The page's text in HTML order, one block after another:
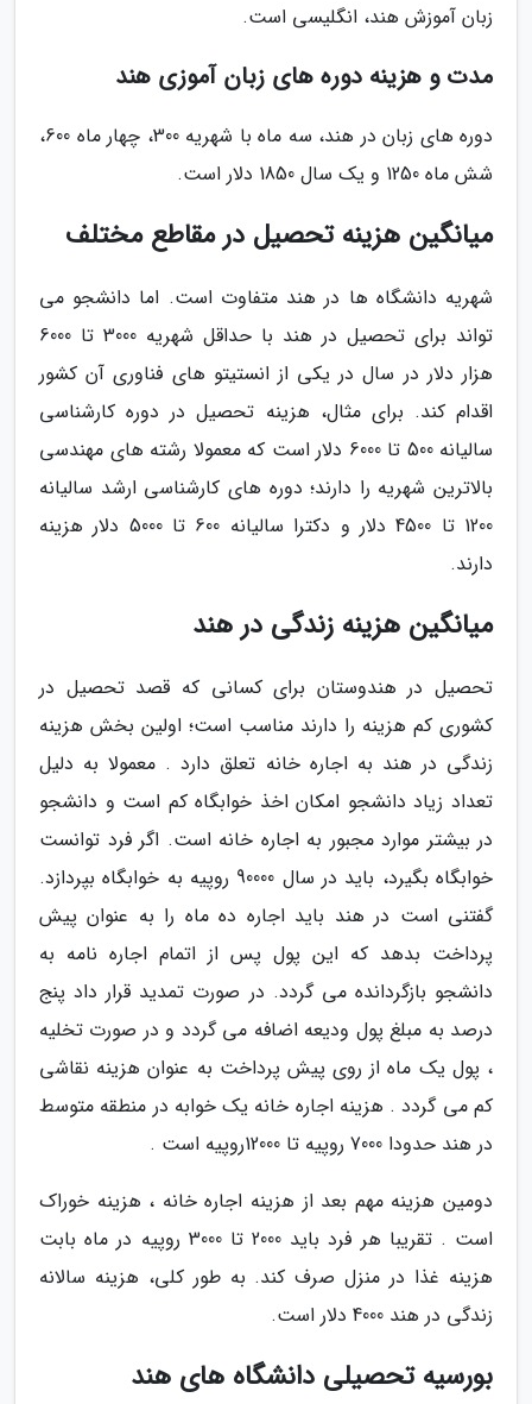
زبان آموزش هند، انگلیسی است.
مدت و هزینه دوره های زبان آموزی هند
دوره های زبان در هند، سه ماه با شهریه 300، چهار ماه 600،
شش ماه 1250 و یک سال 1850 دلار است.
میانگین هزینه تحصیل در مقاطع مختلف
شهریه دانشگاه ها در هند متفاوت است. اما دانشجو می
تواند برای تحصیل در هند با حداقل شهریه 3000 تا 6000
هزار دلار در سال در یکی از انستیتو های فناوری آن کشور
اقدام کند. برای مثال، هزینه تحصیل در دوره کارشناسی
سالیانه 500 تا 6000 دلار است که معمولا رشته های مهندسی
بالاترین شهریه را دارند؛ دوره های کارشناسی ارشد سالیانه
1200 تا 4500 دلار و دکترا سالیانه 600 تا 5000 دلار هزینه
دارند.
میانگین هزینه زندگی در هند
تحصیل در هندوستان برای کسانی که قصد تحصیل در
کشوری کم هزینه را دارند مناسب است؛ اولین بخش هزینه
زندگی در هند به اجاره خانه تعلق دارد . معمولا به دلیل
تعداد زیاد دانشجو امکان اخذ خوابگاه کم است و دانشجو
در بیشتر موارد مجبور به اجاره خانه است. اگر فرد توانست
خوابگاه بگیرد، باید در سال 90000 روپیه به خوابگاه بپردازد.
گفتنی است در هند باید اجاره ده ماه را به عنوان پیش
پرداخت بدهد که این پول پس از اتمام اجاره نامه به
دانشجو بازگردانده می گردد. در صورت تمدید قرار داد پنج
درصد به مبلغ پول ودیعه اضافه می گردد و در صورت تخلیه
، پول یک ماه از روی پیش پرداخت به عنوان هزینه نقاشی
کم می گردد . هزینه اجاره خانه یک خوابه در منطقه متوسط
در هند حدودا 7000 روپیه تا 12000روپیه است .
دومین هزینه مهم بعد از هزینه اجاره خانه ، هزینه خوراک
است . تقریبا هر فرد باید 2000 تا 3000 روپیه در ماه بابت
هزینه غذا در منزل صرف کند. به طور کلی، هزینه سالانه
زندگی در هند 4000 دلار است.
بورسیه تحصیلی دانشگاه های هند